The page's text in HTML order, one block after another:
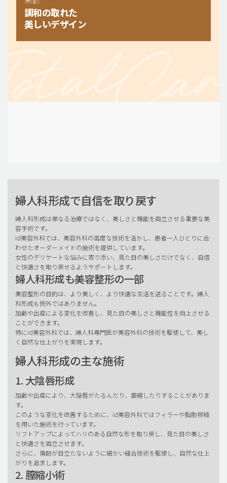
調和の取れた
美しいデザイン
婦人科形成で自信を取り戻す
婦人科形成は単なる治療ではなく、美しさと機能を両立させる重要な美
容手術です。
id美容外科では、美容外科の高度な技術を活かし、患者一人ひとりに合
わせたオーダーメイドの施術を提供しています。
女性のデリケートな悩みに寄り添い、見た目の美しさだけでなく、自信
と快適さを取り戻せるようサポートします。
婦人科形成も美容整形の一部
美容整形の目的は、より美しく、より快適な生活を送ることです。婦人
科形成も例外ではありません。
加齢や出産による変化を改善し、見た目の美しさと機能性を向上させる
ことができます。
特にid美容外科では、婦人科専門医が美容外科の技術を駆使して、美し
く自然な仕上がりを実現します。
婦人科形成の主な施術
1. 大陰唇形成
加齢や出産により、大陰唇がたるんだり、萎縮したりすることがありま
す。
このような変化を改善するために、id美容外科ではフィラーや脂肪移植
を用いた施術を行っています。
リフトアップによってハリのある自然な形を取り戻し、見た目の美しさ
と快適さを両立させます。
さらに、傷跡が目立たないように細かい縫合技術を駆使し、自然な仕上
がりを追求します。
2. 膣縮小術